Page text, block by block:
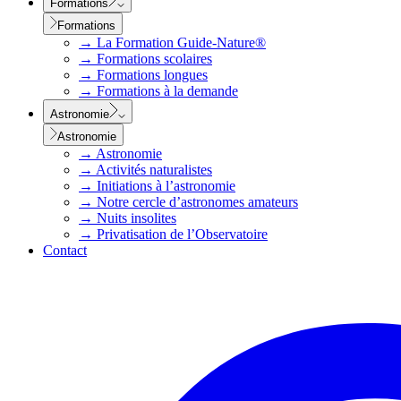
Formations
Formations
→ La Formation Guide-Nature®
→ Formations scolaires
→ Formations longues
→ Formations à la demande
Astronomie
Astronomie
→ Astronomie
→ Activités naturalistes
→ Initiations à l’astronomie
→ Notre cercle d’astronomes amateurs
→ Nuits insolites
→ Privatisation de l’Observatoire
Contact